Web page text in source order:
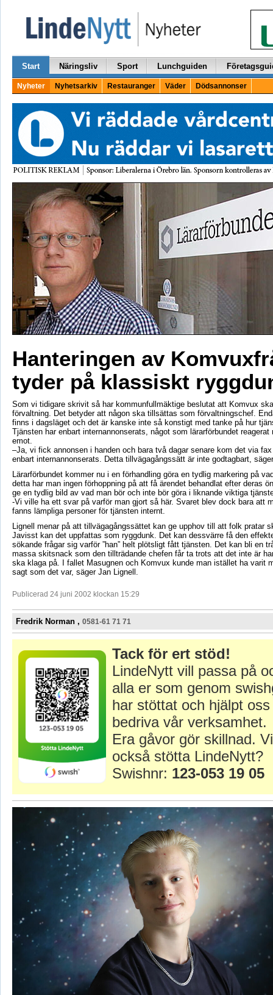
Start Näringsliv Sport Lunchguiden
Nyheter Nyhetsarkiv Restauranger Väder Dödsannonser
Hanteringen av
tyder på klassiskt
Som vi tidigare skrivit så har kommunfullmäktige beslutat att Komvux
förvaltning. Det betyder att någon ska tillsättas som förvaltningschef.
finns i dagsläget och det är kanske inte så konstigt med tanke på hur
Tjänsten har enbart internannonserats, något som lärarförbundet
emot.
–Ja, vi fick annonsen i handen och bara två dagar senare kom det via
enbart internannonserats. Detta tillvägagångssätt är inte godtagbart,
Lärarförbundet kommer nu i en förhandling göra en tydlig markering på
detta har man ingen förhoppning på att få ärendet behandlat efter deras
ge en tydlig bild av vad man bör och inte bör göra i liknande viktiga
-Vi ville ha ett svar på varför man gjort så här. Svaret blev dock bara att
fanns lämpliga personer för tjänsten internt.
Lignell menar på att tillvägagångssättet kan ge upphov till att folk pratar
Javisst kan det uppfattas som ryggdunk. Det kan dessvärre få den
sökande frågar sig varför ”han” helt plötsligt fått tjänsten. Det kan bli en
massa skitsnack som den tillträdande chefen får ta trots att det inte är
ska klaga på. I fallet Masugnen och Komvux kunde man istället ha varit
sagt som det var, säger Jan Lignell.
Publicerad 24 juni 2002 klockan 15:29
Fredrik Norman , 0581-61 71 71
Tack för ert stöd!
LindeNytt vill passa på
alla er som genom
har stöttat och hjälpt
bedriva vår verksamhet.
Era gåvor gör skillnad.
också stötta LindeNytt?
Swishnr: 123-053 19 05